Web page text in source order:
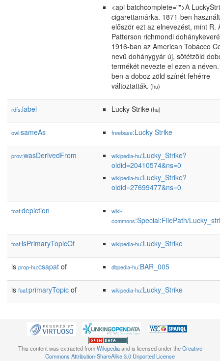
<api batchcomplete="">A
cigarettamárka. 1871-ben
először ezt az elnevezést, mint R.
Patterson richmondi
1916-ban az American Tobacco
nevű dohánygyár új, sötétzöld
termékét nevezte el ezen a
ben a doboz zöld színét fehérre
változtatták. (hu)
rdfs:label Lucky Strike(hu)
owl:sameAs freebase:Lucky Strike
prov:wasDerivedFrom wikipedia-hu:Lucky_Strike?
oldid=20410574&ns=0
wikipedia-hu:Lucky_Strike?
oldid=27699477&ns=0
foaf:depiction
wiki-
commons:Special:FilePath/
foaf:isPrimaryTopicOf wikipedia-hu:Lucky_Strike
is prop-hu:csapat of dbpedia-hu:BAR_005
is foaf:primaryTopic of wikipedia-hu:Lucky_Strike
This content was extracted fromWikipediaand is licensed under theCreative
Commons Attribution-ShareAlike 3.0 Unported License